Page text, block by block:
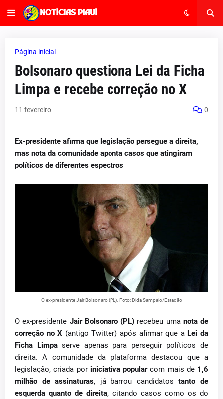
Página inicial
Bolsonaro questiona Lei da Ficha
Limpa e recebe correção no X
11 fevereiro 0
Ex-presidente afirma que legislação persegue a direita,
mas nota da comunidade aponta casos que atingiram
políticos de diferentes espectros
O ex-presidente Jair Bolsonaro (PL). Foto: Dida Sampaio/Estadão
O ex-presidente Jair Bolsonaro (PL) recebeu uma nota de
correção no X (antigo Twitter) após afirmar que a Lei da
Ficha Limpaserve apenas para perseguir políticos de
direita. A comunidade da plataforma destacou que a
legislação, criada por iniciativa popularcom mais de 1,6
milhão de assinaturas, já barrou candidatostanto de
esquerda quanto de direita, citando casos como os do